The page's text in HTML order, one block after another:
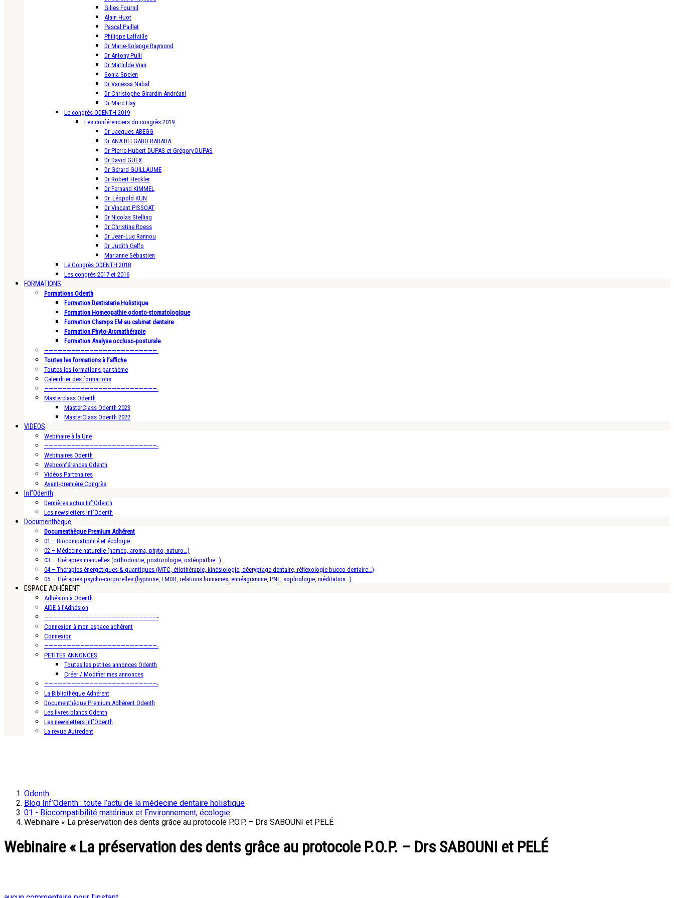
Gilles Fournil
Alain Huot
Pascal Paillet
Philippe Laffaille
Dr Marie-Solange Raymond
Dr Antony Pulli
Dr Mathilde Vian
Sonia Spelen
Dr Vanessa Nabal
Dr Christophe Girardin Andréani
Dr Marc Hay
Le congrès ODENTH 2019
Les conférenciers du congrès 2019
Dr Jacques ABEGG
Dr ANA DELGADO RABADA
Dr Pierre-Hubert DUPAS et Grégory DUPAS
Dr David GUEX
Dr Gérard GUILLAUME
Dr Robert Heckler
Dr Fernand KIMMEL
Dr. Léopold KUN
Dr Vincent PISSOAT
Dr Nicolas Stelling
Dr Christine Roess
Dr Jean-Luc Rannou
Dr Judith Gelfo
Marianne Sébastien
Le Congrès ODENTH 2018
Les congrès 2017 et 2016
FORMATIONS
Formations Odenth
Formation Dentisterie Holistique
Formation Homeopathie odonto-stomatologique
Formation Champs EM au cabinet dentaire
Formation Phyto-Aromathérapie
Formation Analyse occluso-posturale
—————————————————————————-
Toutes les formations à l’affiche
Toutes les formations par thème
Calendrier des formations
—————————————————————————-
Masterclass Odenth
MasterClass Odenth 2023
MasterClass Odenth 2022
VIDEOS
Webinaire à la Une
—————————————————————————-
Webinaires Odenth
Webconférences Odenth
Vidéos Partenaires
Avant-première Congrès
Inf’Odenth
Dernières actus Inf’Odenth
Les newsletters Inf’Odenth
Documenthèque
Documenthèque Premium Adhérent
01 – Biocompatibilité et écologie
02 – Médecine naturelle (homeo, aroma, phyto, naturo…)
03 – Thérapies manuelles (orthodontie, posturologie, ostéopathie…)
04 – Thérapies énergétiques & quantiques (MTC, étiothérapie, kinésiologie, décryptage dentaire, réflexologie bucco-dentaire…)
05 – Thérapies psycho-corporelles (hypnose, EMDR, relations humaines, ennéagramme, PNL, sophrologie, méditation…)
ESPACE ADHÉRENT
Adhésion à Odenth
AIDE à l’Adhésion
—————————————————————————-
Connexion à mon espace adhérent
Connexion
—————————————————————————-
PETITES ANNONCES
Toutes les petites annonces Odenth
Créer / Modifier mes annonces
—————————————————————————-
La Bibliothèque Adhérent
Documenthèque Premium Adhérent Odenth
Les livres blancs Odenth
Les newsletters Inf’Odenth
La revue Autredent
Odenth
Blog Inf’Odenth : toute l’actu de la médecine dentaire holistique
01 - Biocompatibilité matériaux et Environnement, écologie
Webinaire « La préservation des dents grâce au protocole P.O.P. – Drs SABOUNI et PELÉ
Webinaire « La préservation des dents grâce au protocole P.O.P. – Drs SABOUNI et PELÉ